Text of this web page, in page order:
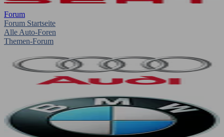
Forum
Forum Startseite
Alle Auto-Foren
Themen-Forum